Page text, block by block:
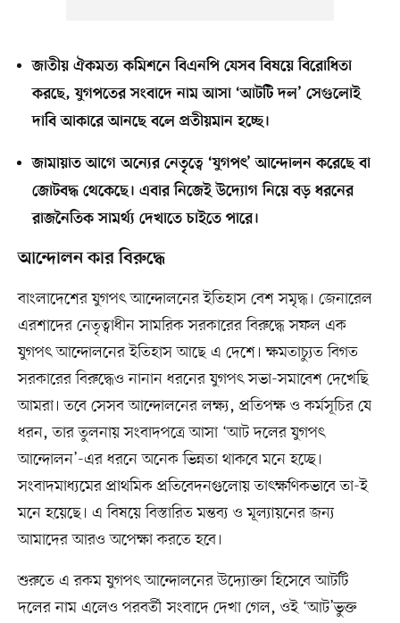
জাতীয় ঐকমত্য কমিশনে বিএনপি যেসব বিষয়ে বিরোধিতা
করছে, যুগপতের সংবাদে নাম আসা ‘আটটি দল’ সেগুলোই
দাবি আকারে আনছে বলে প্রতীয়মান হচ্ছে।
জামায়াত আগে অন্যের নেতৃত্বে ‘যুগপৎ’ আন্দোলন করেছে বা
জোটবদ্ধ থেকেছে। এবার নিজেই উদ্যোগ নিয়ে বড় ধরনের
রাজনৈতিক সামর্থ্য দেখাতে চাইতে পারে।
আন্দোলন কার বিরুদ্ধে
বাংলাদেশের যুগপৎ আন্দোলনের ইতিহাস বেশ সমৃদ্ধ। জেনারেল
এরশাদের নেতৃত্বাধীন সামরিক সরকারের বিরুদ্ধে সফল এক
যুগপৎ আন্দোলনের ইতিহাস আছে এ দেশে। ক্ষমতাচ্যুত বিগত
সরকারের বিরুদ্ধেও নানান ধরনের যুগপৎ সভা-সমাবেশ দেখেছি
আমরা। তবে সেসব আন্দোলনের লক্ষ্য, প্রতিপক্ষ ও কর্মসূচির যে
ধরন, তার তুলনায় সংবাদপত্রে আসা ‘আট দলের যুগপৎ
আন্দোলন’-এর ধরনে অনেক ভিন্নতা থাকবে মনে হচ্ছে।
সংবাদমাধ্যমের প্রাথমিক প্রতিবেদনগুলোয় তাৎক্ষণিকভাবে তা-ই
মনে হয়েছে। এ বিষয়ে বিস্তারিত মন্তব্য ও মূল্যায়নের জন্য
আমাদের আরও অপেক্ষা করতে হবে।
শুরুতে এ রকম যুগপৎ আন্দোলনের উদ্যোক্তা হিসেবে আটটি
দলের নাম এলেও পরবর্তী সংবাদে দেখা গেল, ওই ‘আট’ভুক্ত